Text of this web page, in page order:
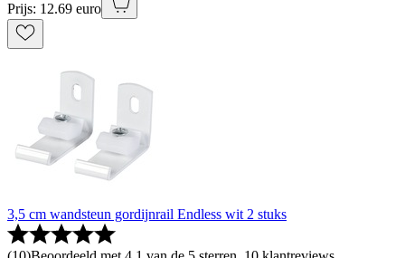
Prijs: 12.69 euro
3,5 cm wandsteun gordijnrail Endless wit 2 stuks